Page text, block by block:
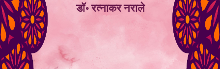
डॉ॰ रत्नाकर नराले